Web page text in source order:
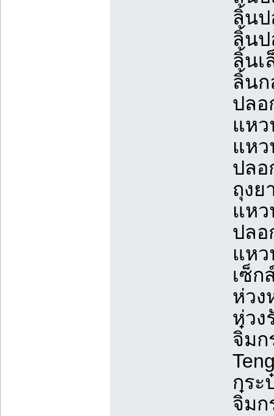
ลิ้น
ลิ้น
ลิ้นเ
ลิ้นก
ปลอ
แห
แห
ปลอ
ถุงย
แหว
ปลอ
แห
เซ็ก
ห่วง
ห่วง
จิ๋มก
กระ
จิ๋มก